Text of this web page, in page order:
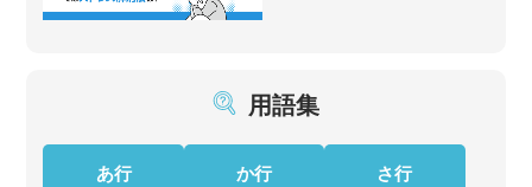
用語集
あ行 か行 さ行